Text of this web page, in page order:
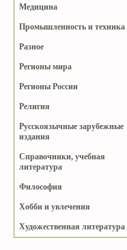
Медицина
Промышленность и техника
Разное
Регионы мира
Регионы России
Религия
Русскоязычные зарубежные
издания
Справочники, учебная
литература
Философия
Хобби и увлечения
Художественная литература